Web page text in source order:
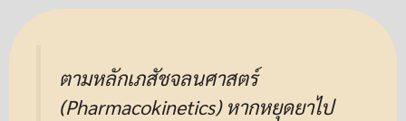
ตามหลักเภสัชจลนศาสตร์
(Pharmacokinetics) หากหยุดยาไป